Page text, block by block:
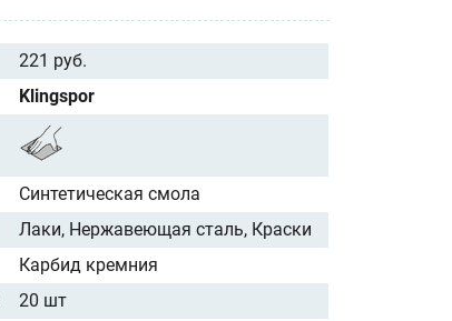
221 руб.
Klingspor
Синтетическая смола
Лаки, Нержавеющая сталь, Краски
Карбид кремния
20 шт